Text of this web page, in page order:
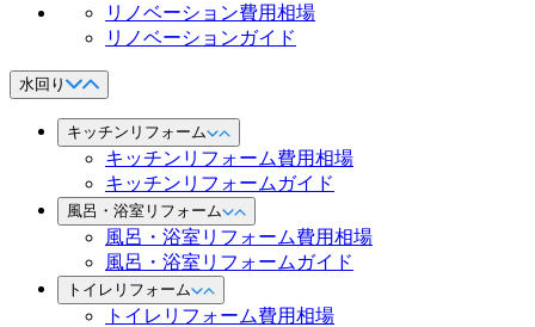
リノベーション費用相場
リノベーションガイド
水回り
キッチンリフォーム
キッチンリフォーム費用相場
キッチンリフォームガイド
風呂・浴室リフォーム
風呂・浴室リフォーム費用相場
風呂・浴室リフォームガイド
トイレリフォーム
トイレリフォーム費用相場